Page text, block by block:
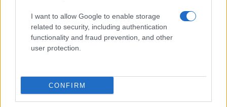
I want to allow Google to enable storage
related to security, including authentication
functionality and fraud prevention, and other
user protection.
CONFIRM
Cinco trucos de chefs para cocinar más rápido y
eficientemente